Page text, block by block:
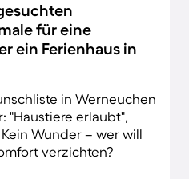
für eine
ein Ferienhaus in
in Werneuchen
"Haustiere erlaubt",
Wunder – wer will
verzichten?